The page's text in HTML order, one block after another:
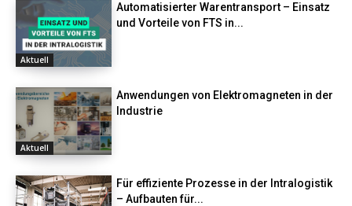
Aktuell
Automatisierter Warentransport – Einsatz
und Vorteile von FTS in...
Aktuell
Anwendungen von Elektromagneten in der
Industrie
Für effiziente Prozesse in der Intralogistik
– Aufbauten für...